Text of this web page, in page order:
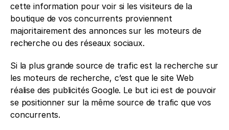
cette information pour voir si les visiteurs de la
boutique de vos concurrents proviennent
majoritairement des annonces sur les moteurs de
recherche ou des réseaux sociaux.
Si la plus grande source de trafic est la recherche sur
les moteurs de recherche, c’est que le site Web
réalise des publicités Google. Le but ici est de pouvoir
se positionner sur la même source de trafic que vos
concurrents.